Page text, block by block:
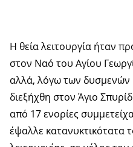
Η θεία λειτουργία ήταν
στον Ναό του Αγίου
αλλά, λόγω των δυσμενών
διεξήχθη στον Άγιο
από 17 ενορίες
έψαλλε κατανυκτικότατα